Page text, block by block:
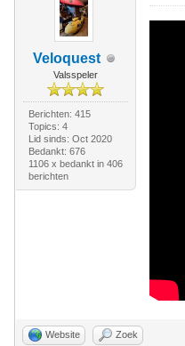
Veloquest
Valsspeler
Berichten: 415
Topics: 4
Lid sinds: Oct 2020
Bedankt: 676
1106 x bedankt in 406
berichten
Website Zoek